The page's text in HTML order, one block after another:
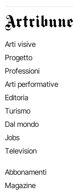
Artribune
Arti visive
Progetto
Professioni
Arti performative
Editoria
Turismo
Dal mondo
Jobs
Television
Abbonamenti
Magazine